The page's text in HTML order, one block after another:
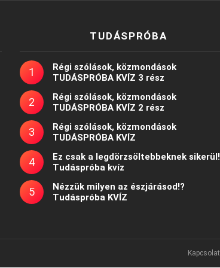
TUDÁSPRÓBA
Régi szólások, közmondások
TUDÁSPRÓBA KVÍZ 3 rész
Régi szólások, közmondások
TUDÁSPRÓBA KVÍZ 2 rész
Régi szólások, közmondások
TUDÁSPRÓBA KVÍZ
Ez csak a legdörzsöltebbeknek sikerül!
Tudáspróba kvíz
Nézzük milyen az észjárásod!?
Tudáspróba KVÍZ
Kapcsolat